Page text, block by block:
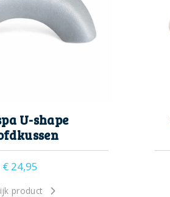
U-shape
€24,95
product